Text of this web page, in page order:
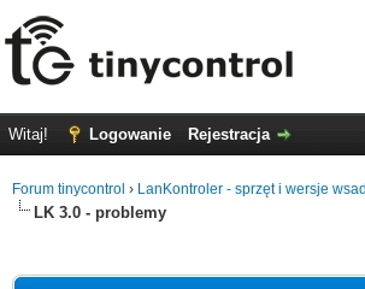
Witaj! Logowanie Rejestracja
Forum tinycontrol › LanKontroler - sprzęt i wersje
LK 3.0 - problemy